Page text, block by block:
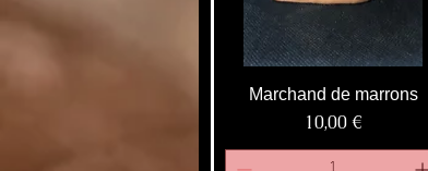
Marchand de marrons
Prix
10,00 €